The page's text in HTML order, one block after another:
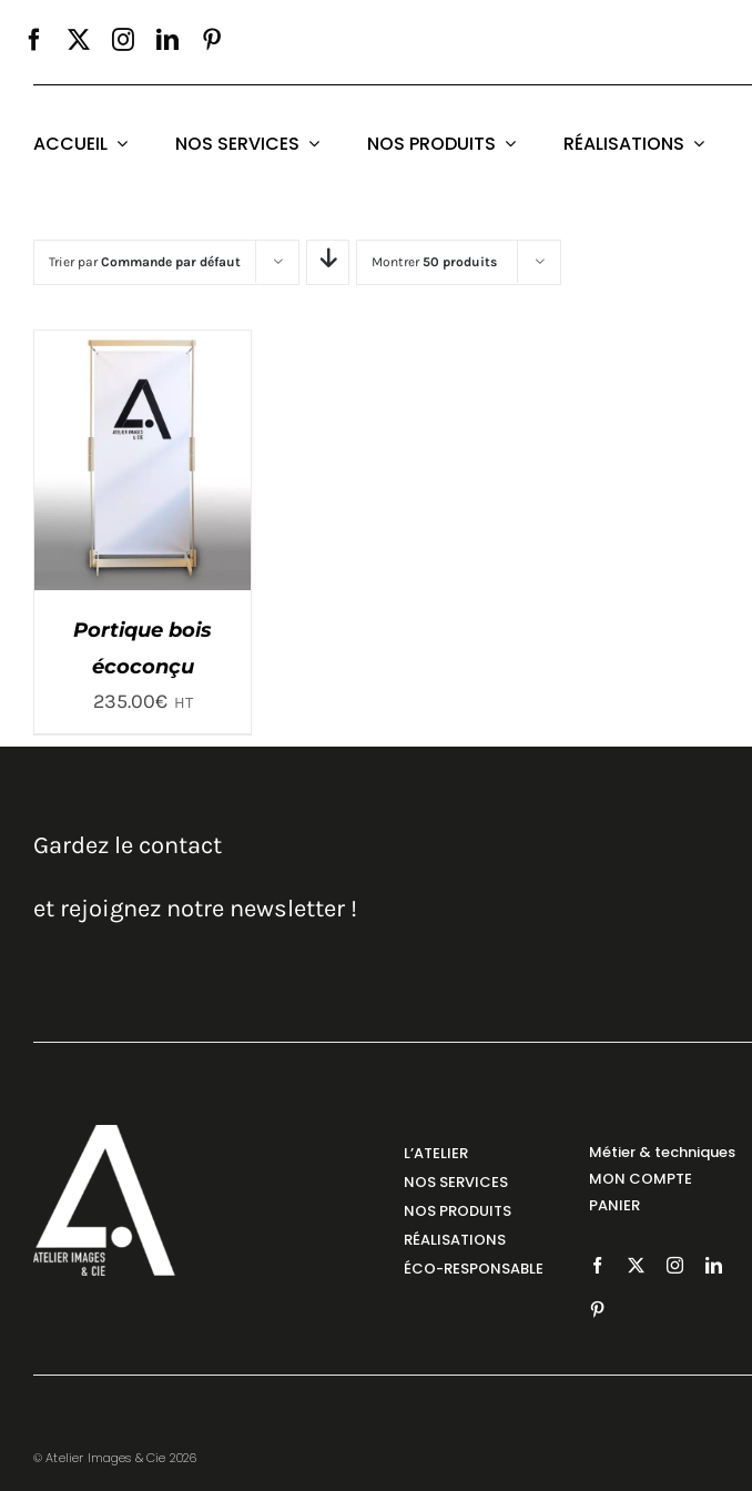
ACCUEIL NOS SERVICES NOS PRODUITS RÉALISATIONS
Trier parCommande par défaut Montrer50 produits
A
PLUSIEURS
VARIATIONS.
LES
OPTIONS
PEUVENT
ÊTRE
LA
Portique bois
écoconçu
235.00€ HT
Gardez le contact
et rejoignez notre newsletter !
L’ATELIER
NOS SERVICES
NOS PRODUITS
RÉALISATIONS
ÉCO-RESPONSABLE
Métier & techniques
MON COMPTE
PANIER
© Atelier Images & Cie 2026